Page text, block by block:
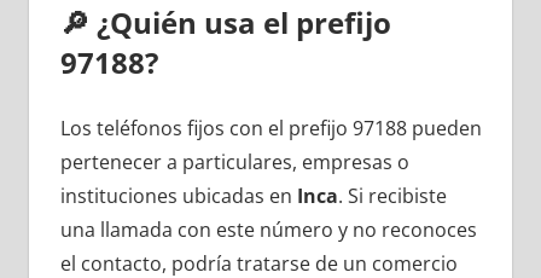
🔎 ¿Quién usa el prefijo
97188?
Los teléfonos fijos сοn el prefijo 97188 pueden
pertenecer а particulares, empresas ο
instituciones ubicadas en Inca. Si recibiste
una llamada сοn еstе número у no reconoces
el contacto, podría tratarse dе un comercio